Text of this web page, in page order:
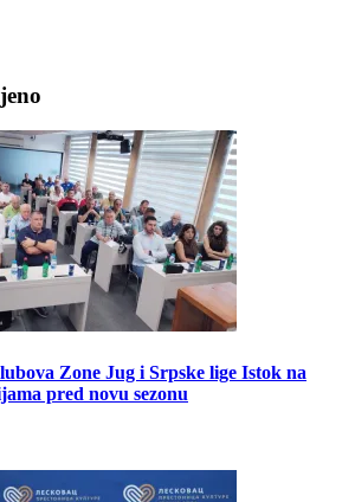
Zone Jug i Srpske lige Istok na
pred novu sezonu